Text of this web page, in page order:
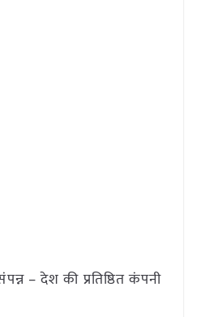
– देश की प्रतिष्ठित कंपनी